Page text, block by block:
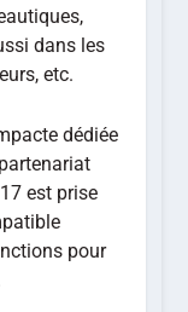
dans les
etc.
dédiée
est prise
pour